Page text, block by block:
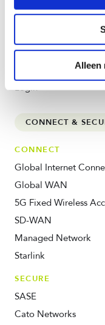
Alleen
Careers
Price calculator
Login
CONNECT &
CONNECT
Global Internet
Global WAN
5G Fixed Wireless
SD-WAN
Managed Network
Starlink
SECURE
SASE
Cato Networks